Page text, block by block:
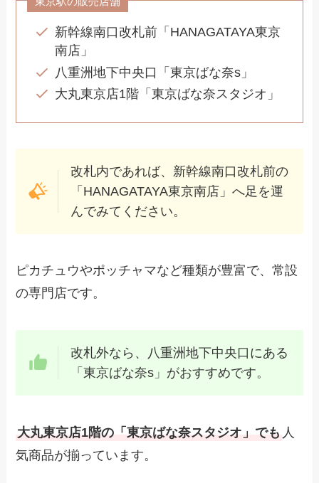
新幹線南口改札前「HANAGATAYA東京
南店」
八重洲地下中央口「東京ばな奈s」
大丸東京店1階「東京ばな奈スタジオ」
改札内であれば、新幹線南口改札前の
「HANAGATAYA東京南店」へ足を運
んでみてください。
ピカチュウやポッチャマなど種類が豊富で、常設
の専門店です。
改札外なら、八重洲地下中央口にある
「東京ばな奈s」がおすすめです。
大丸東京店1階の「東京ばな奈スタジオ」でも 人
気商品が揃っています。